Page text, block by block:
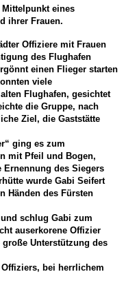
eines
ihrer Frauen.
Offiziere mit Frauen
des Flughafen
einen Flieger starten
viele
Flughafen, gesichtet
die Gruppe, nach
Ziel, die Gaststätte
ging es zum
mit Pfeil und Bogen,
Ernennung des Siegers
wurde Gabi Seifert
Händen des Fürsten
schlug Gabi zum
auserkorene Offizier
Unterstützung des
bei herrlichem